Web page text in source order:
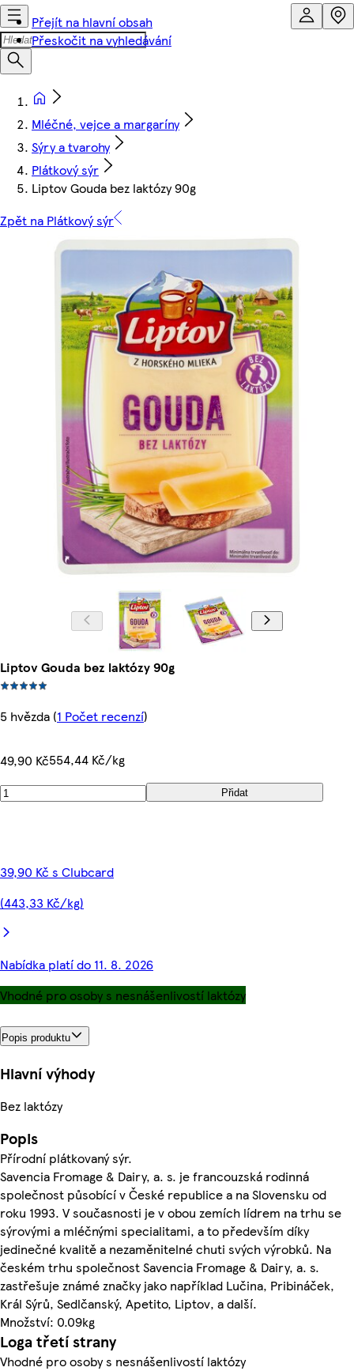
Přejít na hlavní obsah
Přeskočit na vyhledávání
Mléčné, vejce a margaríny
Sýry a tvarohy
Plátkový sýr
Liptov Gouda bez laktózy 90g
Zpět na Plátkový sýr
Liptov Gouda bez laktózy 90g
5 hvězda (1 Počet recenzí)
49,90 Kč554,44 Kč/kg
Přidat
39,90 Kč s Clubcard
(443,33 Kč/kg)
Nabídka platí do 11. 8. 2026
Vhodné pro osoby s nesnášenlivostí laktózy
Popis produktu
Hlavní výhody
Bez laktózy
Popis
Přírodní plátkovaný sýr.
Savencia Fromage & Dairy, a. s. je francouzská rodinná
společnost působící v České republice a na Slovensku od
roku 1993. V současnosti je v obou zemích lídrem na trhu se
sýrovými a mléčnými specialitami, a to především díky
jedinečné kvalitě a nezaměnitelné chuti svých výrobků. Na
českém trhu společnost Savencia Fromage & Dairy, a. s.
zastřešuje známé značky jako například Lučina, Pribináček,
Král Sýrů, Sedlčanský, Apetito, Liptov, a další.
Množství: 0.09kg
Loga třetí strany
Vhodné pro osoby s nesnášenlivostí laktózy